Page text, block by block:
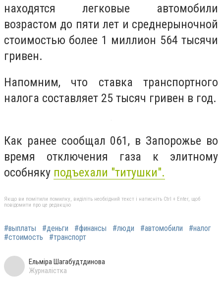
находятся легковые автомобили
возрастом до пяти лет и среднерыночной
стоимостью более 1 миллион 564 тысячи
гривен.
Напомним, что ставка транспортного
налога составляет 25 тысяч гривен в год.
Как ранее сообщал 061, в Запорожье во
время отключения газа к элитному
особняку подъехали "титушки".
Якщо ви помітили помилку, виділіть необхідний текст і натисніть Ctrl + Enter, щоб
повідомити про це редакцію
#выплаты #деньги #финансы #люди #автомобили
#налог
#стоимость
#транспорт
Ельміра Шагабудтдинова
Журналістка